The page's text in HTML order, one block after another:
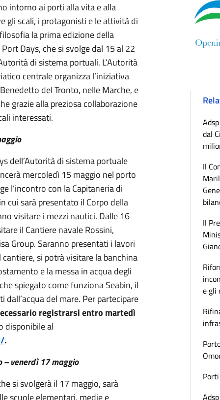
intorno ai porti alla vita e alla
gli scali, i protagonisti e le attività di
la prima edizione della
Days, che si svolge dal 15 al 22
di sistema portuali. L’Autorità
centrale organizza l’iniziativa
del Tronto, nelle Marche, e
grazie alla preziosa collaborazione
interessati.
dell’Autorità di sistema portuale
mercoledì 15 maggio nel porto
l’incontro con la Capitaneria di
cui sarà presentato il Corpo della
visitare i mezzi nautici. Dalle 16
il Cantiere navale Rossini,
Group. Saranno presentati i lavori
si potrà visitare la banchina
e la messa in acqua degli
spiegato come funziona Seabin, il
del mare. Per partecipare
registrarsi entro martedì
disponibile al
.
– venerdì 17 maggio
si svolgerà il 17 maggio, sarà
scuole elementari, medie e
dal
Il
Il
e gli